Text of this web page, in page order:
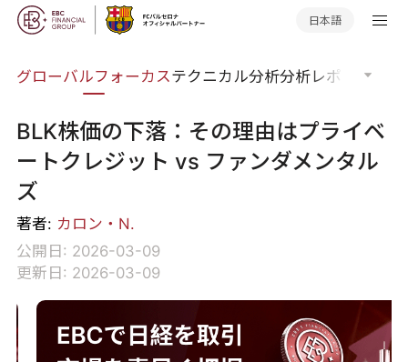
日本語
グローバルフォーカステクニカル分析分析レポート
BLK株価の下落：その理由はプライベ
ートクレジット vs ファンダメンタル
ズ
著者: カロン・N.
公開日: 2026-03-09
更新日: 2026-03-09